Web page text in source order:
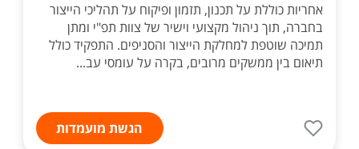
אחריות כוללת על תכנון, תזמון ופיקוח על תהליכי הייצור
בחברה, תוך ניהול מקצועי וישיר של צוות תפ"י ומתן
תמיכה שוטפת למחלקת הייצור והסניפים. התפקיד כולל
תיאום בין ממשקים מרובים, בקרה על עומסי עב...
הגשת מועמדות